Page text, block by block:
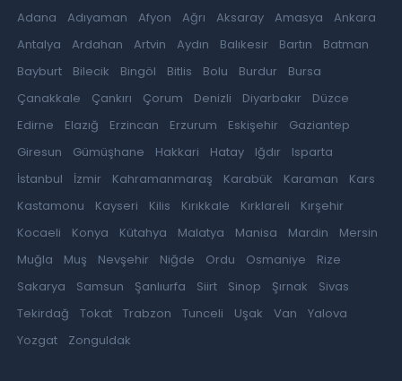
Adana Adıyaman Afyon Ağrı Aksaray Amasya
Ankara
Antalya
Ardahan Artvin Aydın Balıkesir Bartın
Batman
Bayburt
Bilecik Bingöl Bitlis Bolu Burdur
Bursa
Çanakkale
Çankırı Çorum Denizli Diyarbakır
Düzce
Edirne
Elazığ Erzincan Erzurum Eskişehir
Gaziantep
Giresun
Gümüşhane Hakkari Hatay Iğdır
Isparta
İstanbul
İzmir Kahramanmaraş Karabük Karaman
Kars
Kastamonu
Kayseri Kilis Kırıkkale Kırklareli
Kırşehir
Kocaeli
Konya Kütahya Malatya Manisa Mardin
Mersin
Muğla
Muş Nevşehir Niğde Ordu Osmaniye
Rize
Sakarya
Samsun Şanlıurfa Siirt Sinop Şırnak
Sivas
Tekirdağ
Tokat Trabzon Tunceli Uşak Van
Yalova
Yozgat
Zonguldak